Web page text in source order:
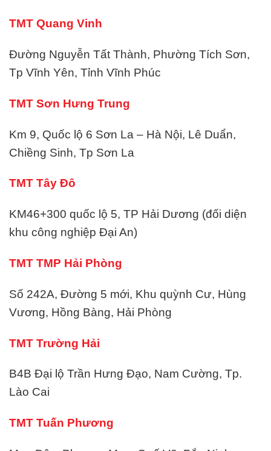
TMT Quang Vinh
Đường Nguyễn Tất Thành, Phường Tích Sơn,
Tp Vĩnh Yên, Tỉnh Vĩnh Phúc
TMT Sơn Hưng Trung
Km 9, Quốc lộ 6 Sơn La – Hà Nội, Lê Duẩn,
Chiềng Sinh, Tp Sơn La
TMT Tây Đô
KM46+300 quốc lộ 5, TP Hải Dương (đối diện
khu công nghiệp Đại An)
TMT TMP Hải Phòng
Số 242A, Đường 5 mới, Khu quỳnh Cư, Hùng
Vương, Hồng Bàng, Hải Phòng
TMT Trường Hải
B4B Đại lộ Trần Hưng Đạo, Nam Cường, Tp.
Lào Cai
TMT Tuấn Phương